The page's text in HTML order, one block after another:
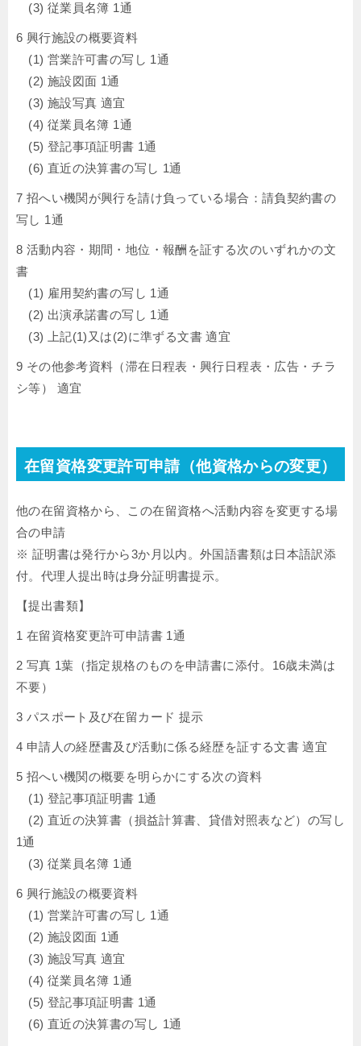
(3) 従業員名簿 1通
6 興行施設の概要資料
(1) 営業許可書の写し 1通
(2) 施設図面 1通
(3) 施設写真 適宜
(4) 従業員名簿 1通
(5) 登記事項証明書 1通
(6) 直近の決算書の写し 1通
7 招へい機関が興行を請け負っている場合：請負契約書の
写し 1通
8 活動内容・期間・地位・報酬を証する次のいずれかの文
書
(1) 雇用契約書の写し 1通
(2) 出演承諾書の写し 1通
(3) 上記(1)又は(2)に準ずる文書 適宜
9 その他参考資料（滞在日程表・興行日程表・広告・チラ
シ等） 適宜
在留資格変更許可申請（他資格からの変更）
他の在留資格から、この在留資格へ活動内容を変更する場
合の申請
※ 証明書は発行から3か月以内。外国語書類は日本語訳添
付。代理人提出時は身分証明書提示。
【提出書類】
1 在留資格変更許可申請書 1通
2 写真 1葉（指定規格のものを申請書に添付。16歳未満は
不要）
3 パスポート及び在留カード 提示
4 申請人の経歴書及び活動に係る経歴を証する文書 適宜
5 招へい機関の概要を明らかにする次の資料
(1) 登記事項証明書 1通
(2) 直近の決算書（損益計算書、貸借対照表など）の写し
1通
(3) 従業員名簿 1通
6 興行施設の概要資料
(1) 営業許可書の写し 1通
(2) 施設図面 1通
(3) 施設写真 適宜
(4) 従業員名簿 1通
(5) 登記事項証明書 1通
(6) 直近の決算書の写し 1通